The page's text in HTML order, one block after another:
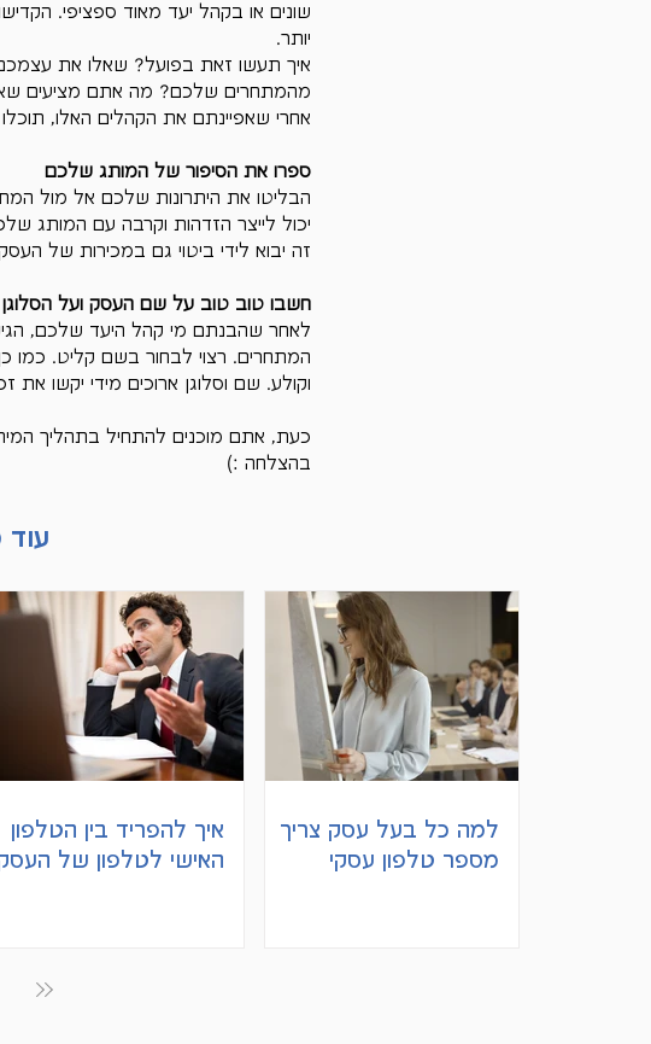
שונים או בקהל יעד מאוד ספציפי.
יותר.
איך תעשו זאת בפועל? שאלו את
מהמתחרים שלכם? מה אתם מציעים
אחרי שאפיינתם את הקהלים האלו,
ספרו את הסיפור של המותג שלכם
הבליטו את היתרונות שלכם אל מול
יכול לייצר הזדהות וקרבה עם
זה יבוא לידי ביטוי גם במכירות של
חשבו טוב טוב על שם העסק ועל
לאחר שהבנתם מי קהל היעד שלכם,
המתחרים. רצוי לבחור בשם קליט. כמו
וקולע. שם וסלוגן ארוכים מידי יקשו
כעת, אתם מוכנים להתחיל בתהליך
בהצלחה :)
עוד
למה כל בעל עסק צריך
מספר טלפון עסקי
איך להפריד בין הטלפון
האישי לטלפון של